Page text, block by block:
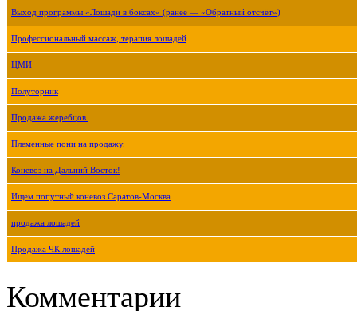
Выход программы «Лошади в боксах» (ранее — «Обратный отсчёт»)
Профессиональный массаж, терапия лошадей
ЦМИ
Полуторник
Продажа жеребцов.
Племенные пони на продажу.
Коневоз на Дальний Восток!
Ищем попутный коневоз Саратов-Москва
продажа лошадей
Продажа ЧК лошадей
Комментарии